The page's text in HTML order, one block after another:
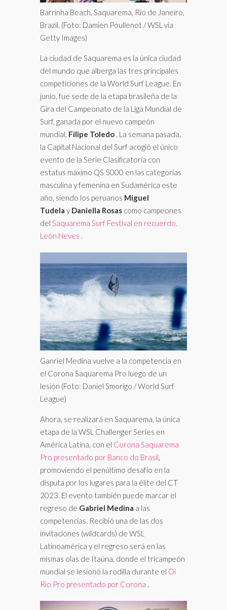
Barrinha Beach, Saquarema, Rio de Janeiro,
Brazil. (Foto: Damien Poullenot / WSL via
Getty Images)
La ciudad de Saquarema es la única ciudad
del mundo que alberga las tres principales
competiciones de la World Surf League. En
junio, fue sede de la etapa brasileña de la
Gira del Campeonato de la Liga Mundial de
Surf, ganada por el nuevo campeón
mundial, Filipe Toledo . La semana pasada,
la Capital Nacional del Surf acogió el único
evento de la Serie Clasificatoria con
estatus máximo QS 5000 en las categorías
masculina y femenina en Sudamérica este
año, siendo los peruanos Miguel
Tudela y Daniella Rosas como campeones
del Saquarema Surf Festival en recuerdo.
León Neves .
Ganriel Medina vuelve a la competencia en
el Corona Saquarema Pro luego de un
lesión (Foto: Daniel Smorigo / World Surf
League)
Ahora, se realizará en Saquarema, la única
etapa de la WSL Challenger Series en
América Latina, con el Corona Saquarema
Pro presentado por Banco do Brasil,
promoviendo el penúltimo desafío en la
disputa por los lugares para la élite del CT
2023. El evento también puede marcar el
regreso de Gabriel Medina a las
competencias. Recibió una de las dos
invitaciones (wildcards) de WSL
Latinoamérica y el regreso será en las
mismas olas de Itaúna, donde el tricampeón
mundial se lesionó la rodilla durante el Oi
Rio Pro presentado por Corona .